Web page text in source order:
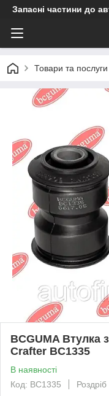
Запасні частини до
Товари та послуги
BCGUMA Втулка
Crafter BC1335
В наявності
Код: BC1335
Роздріб